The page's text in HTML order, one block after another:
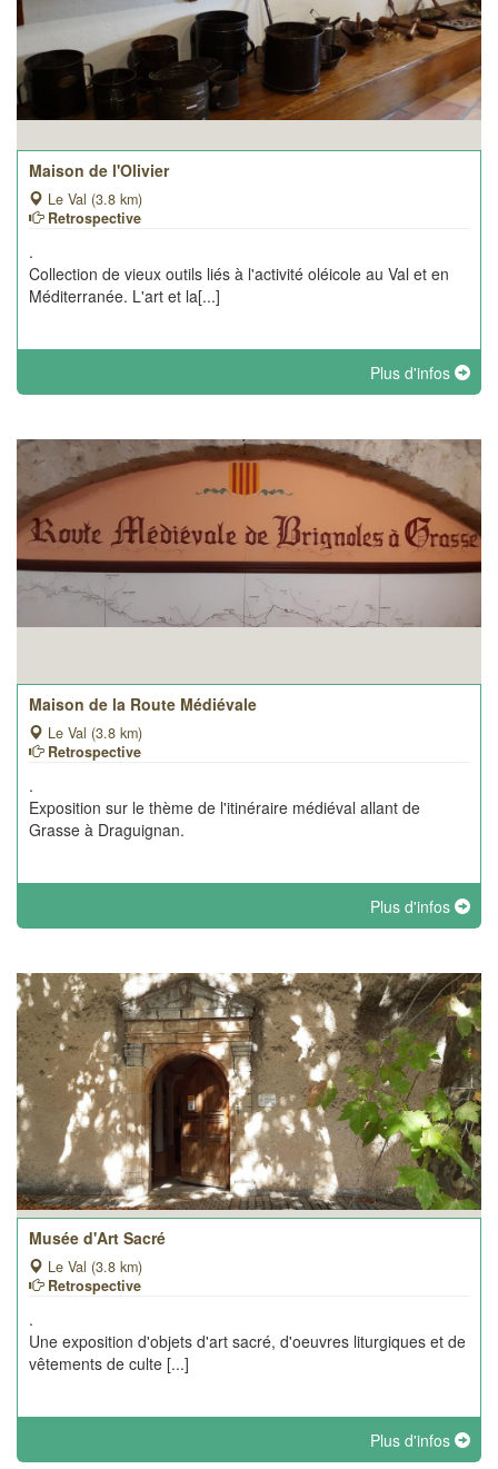
Maison de l'Olivier
Le Val (3.8 km)
Retrospective
.
Collection de vieux outils liés à l'activité oléicole au Val et en
Méditerranée. L'art et la[...]
Plus d'infos
Maison de la Route Médiévale
Le Val (3.8 km)
Retrospective
.
Exposition sur le thème de l'itinéraire médiéval allant de
Grasse à Draguignan.
Plus d'infos
Musée d'Art Sacré
Le Val (3.8 km)
Retrospective
.
Une exposition d'objets d'art sacré, d'oeuvres liturgiques et de
vêtements de culte [...]
Plus d'infos